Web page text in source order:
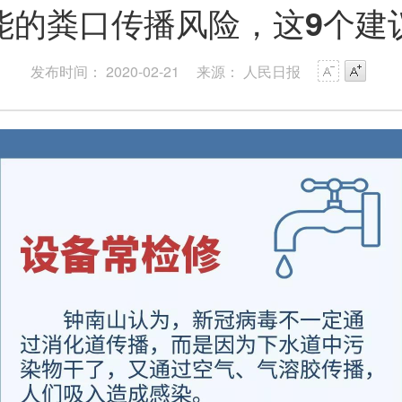
的粪口传播风险，这9个建
发布时间： 2020-02-21 来源： 人民日报